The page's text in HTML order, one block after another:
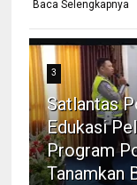
Baca Selengkapnya
3
Satlantas
Edukasi
Program
Tanamkan